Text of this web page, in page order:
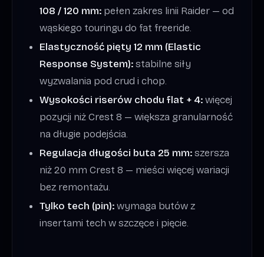
108 / 120 mm: pełen zakres linii Raider — od
wąskiego touringu do fat freeride.
Elastyczność pięty 12 mm (Elastic
Response System):stabilne siły
wyzwalania pod crud i chop.
Wysokości riserów chodu flat + 4:więcej
pozycji niż Crest 8 — większa granularność
na długie podejścia.
Regulacja długości buta 25 mm:szersza
niż 20 mm Crest 8 — mieści więcej wariacji
bez remontażu.
Tylko tech (pin):wymaga butów z
insertami tech w szczęce i pięcie.